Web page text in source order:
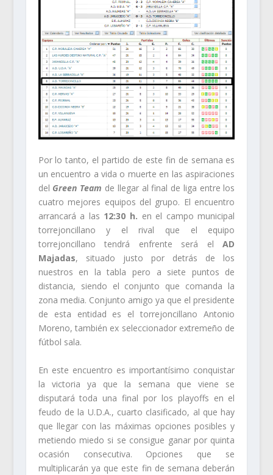
Por lo tanto, el partido de este fin de semana es
un encuentro a vida o muerte en las aspiraciones
del Green Team de llegar al final de liga entre los
cuatro mejores equipos del grupo. El encuentro
arrancará a las 12:30 h. en el campo municipal
torrejoncillano y el rival que el equipo
torrejoncillano tendrá enfrente será elAD
Majadas, situado justo por detrás de los
nuestros en la tabla pero a siete puntos de
distancia, siendo el conjunto que comanda la
zona media. Conjunto amigo ya que el presidente
de esta entidad es el torrejoncillano Antonio
Moreno, también ex seleccionador extremeño de
fútbol sala.
En este encuentro es importantísimo conquistar
la victoria ya que la semana que viene se
disputará toda una final por los playoffs en el
feudo de la U.D.A., cuarto clasificado, al que hay
que llegar con las máximas opciones posibles y
metiendo miedo si se consigue ganar por quinta
ocasión consecutiva. Opciones que se
multiplicarán ya que este fin de semana deberán